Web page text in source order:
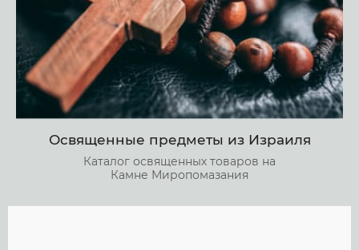
Освященные предметы из Израиля
Каталог освященных товаров на
Камне Миропомазания